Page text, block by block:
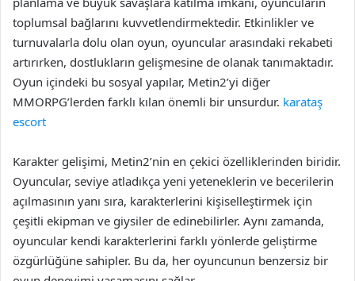
toplumsal bağlarını kuvvetlendirmektedir. Etkinlikler ve
turnuvalarla dolu olan oyun, oyuncular arasındaki rekabeti
artırırken, dostlukların gelişmesine de olanak tanımaktadır.
Oyun içindeki bu sosyal yapılar, Metin2’yi diğer
MMORPG’lerden farklı kılan önemli bir unsurdur. karataş
escort
Karakter gelişimi, Metin2’nin en çekici özelliklerinden biridir.
Oyuncular, seviye atladıkça yeni yeteneklerin ve becerilerin
açılmasının yanı sıra, karakterlerini kişiselleştirmek için
çeşitli ekipman ve giysiler de edinebilirler. Aynı zamanda,
oyuncular kendi karakterlerini farklı yönlerde geliştirme
özgürlüğüne sahipler. Bu da, her oyuncunun benzersiz bir